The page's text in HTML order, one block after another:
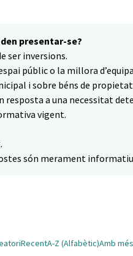
presentar-se?
ser inversions.
públic o la millora
i sobre béns de
resposta a una necessitat
vigent.
són merament
RecentA-Z (Alfabètic)Amb